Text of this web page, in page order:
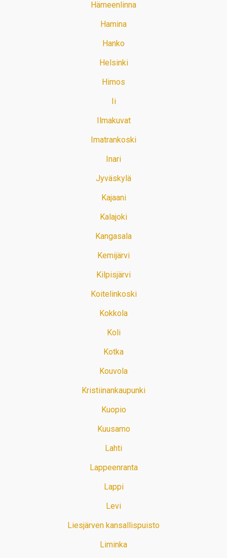
Hämeenlinna
Hamina
Hanko
Helsinki
Himos
Ii
Ilmakuvat
Imatrankoski
Inari
Jyväskylä
Kajaani
Kalajoki
Kangasala
Kemijärvi
Kilpisjärvi
Koitelinkoski
Kokkola
Koli
Kotka
Kouvola
Kristiinankaupunki
Kuopio
Kuusamo
Lahti
Lappeenranta
Lappi
Levi
Liesjärven kansallispuisto
Liminka